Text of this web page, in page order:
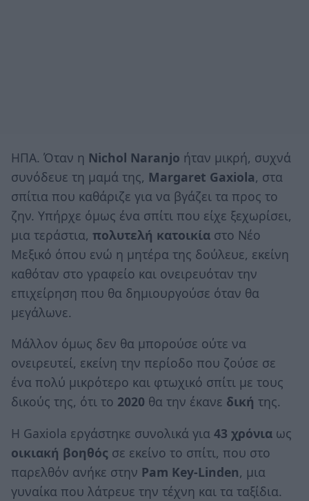
ΗΠΑ. Όταν η Nichol Naranjo ήταν μικρή, συχνά
συνόδευε τη μαμά της, Margaret Gaxiola, στα
σπίτια που καθάριζε για να βγάζει τα προς το
ζην. Υπήρχε όμως ένα σπίτι που είχε ξεχωρίσει,
μια τεράστια, πολυτελή κατοικία στο Νέο
Μεξικό όπου ενώ η μητέρα της δούλευε, εκείνη
καθόταν στο γραφείο και ονειρευόταν την
επιχείρηση που θα δημιουργούσε όταν θα
μεγάλωνε.
Μάλλον όμως δεν θα μπορούσε ούτε να
ονειρευτεί, εκείνη την περίοδο που ζούσε σε
ένα πολύ μικρότερο και φτωχικό σπίτι με τους
δικούς της, ότι το 2020 θα την έκανε δική της.
Η Gaxiola εργάστηκε συνολικά για 43 χρόνια ως
οικιακή βοηθός σε εκείνο το σπίτι, που στο
παρελθόν ανήκε στην Pam Key-Linden, μια
γυναίκα που λάτρευε την τέχνη και τα ταξίδια.